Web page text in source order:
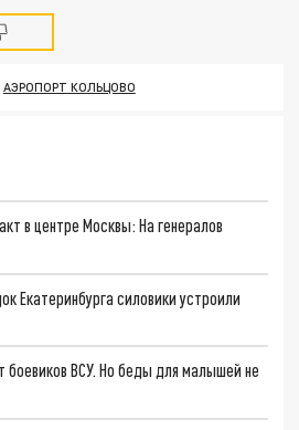
АЭРОПОРТ КОЛЬЦОВО
в центре Москвы: На генералов
Екатеринбурга силовики устроили
боевиков ВСУ. Но беды для малышей не